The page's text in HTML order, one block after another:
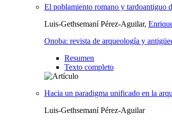
El poblamiento romano y tardoantiguo
Luis-Gethsemaní Pérez-Aguilar,
Onoba: revista de arqueología y
Resumen
Texto completo
Hacia un paradigma unificado en la
Luis-Gethsemaní Pérez-Aguilar